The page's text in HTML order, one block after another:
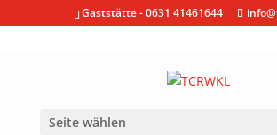
Gaststätte - 0631 41461644
Seite wählen